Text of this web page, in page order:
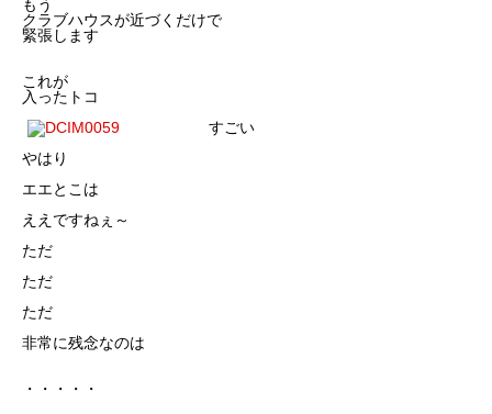
もう
クラブハウスが近づくだけで
緊張します
これが
入ったトコ
すごい
やはり
エエとこは
ええですねぇ～
ただ
ただ
ただ
非常に残念なのは
・・・・・